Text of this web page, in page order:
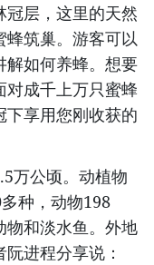
冠层，这里的天然
筑巢。游客可以
解如何养蜂。想要
对成千上万只蜜蜂
下享用您刚收获的
万公顷。动植物
种，动物198
物和淡水鱼。外地
进程分享说：